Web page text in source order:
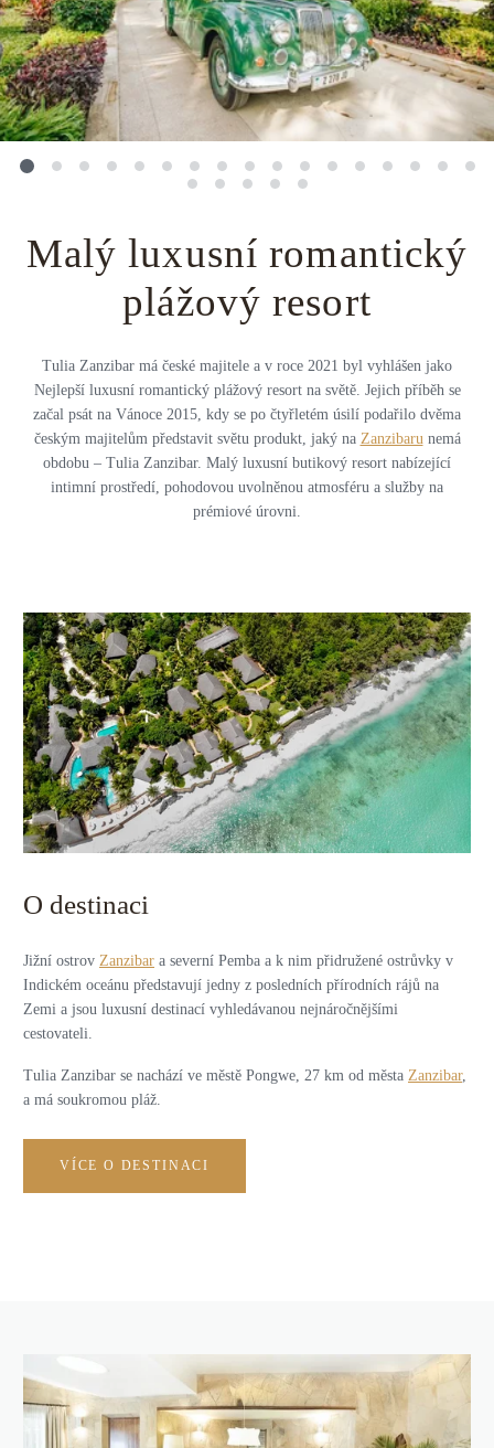
Malý luxusní romantický
plážový resort
Tulia Zanzibar má české majitele a v roce 2021 byl vyhlášen jako
Nejlepší luxusní romantický plážový resort na světě. Jejich příběh se
začal psát na Vánoce 2015, kdy se po čtyřletém úsilí podařilo dvěma
českým majitelům představit světu produkt, jaký na Zanzibarunemá
obdobu – Tulia Zanzibar. Malý luxusní butikový resort nabízející
intimní prostředí, pohodovou uvolněnou atmosféru a služby na
prémiové úrovni.
O destinaci
Jižní ostrov Zanzibar a severní Pemba a k nim přidružené ostrůvky v
Indickém oceánu představují jedny z posledních přírodních rájů na
Zemi a jsou luxusní destinací vyhledávanou nejnáročnějšími
cestovateli.
Tulia Zanzibar se nachází ve městě Pongwe, 27 km od města Zanzibar,
a má soukromou pláž.
VÍCE O DESTINACI
Všechny destinace
Private jet
Golfová dovolená
Dovolená na pláži
Prodloužený víkend
Safari
Privátní vily
Uganda
Island
Botswana